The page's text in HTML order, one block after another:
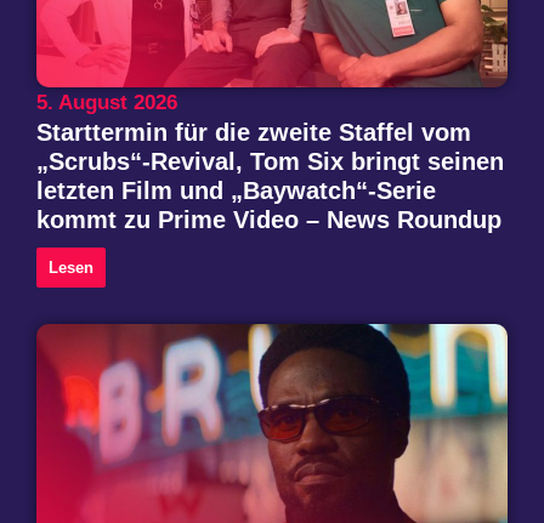
5. August 2026
Starttermin für die zweite Staffel vom
„Scrubs“-Revival, Tom Six bringt seinen
letzten Film und „Baywatch“-Serie
kommt zu Prime Video – News Roundup
Lesen